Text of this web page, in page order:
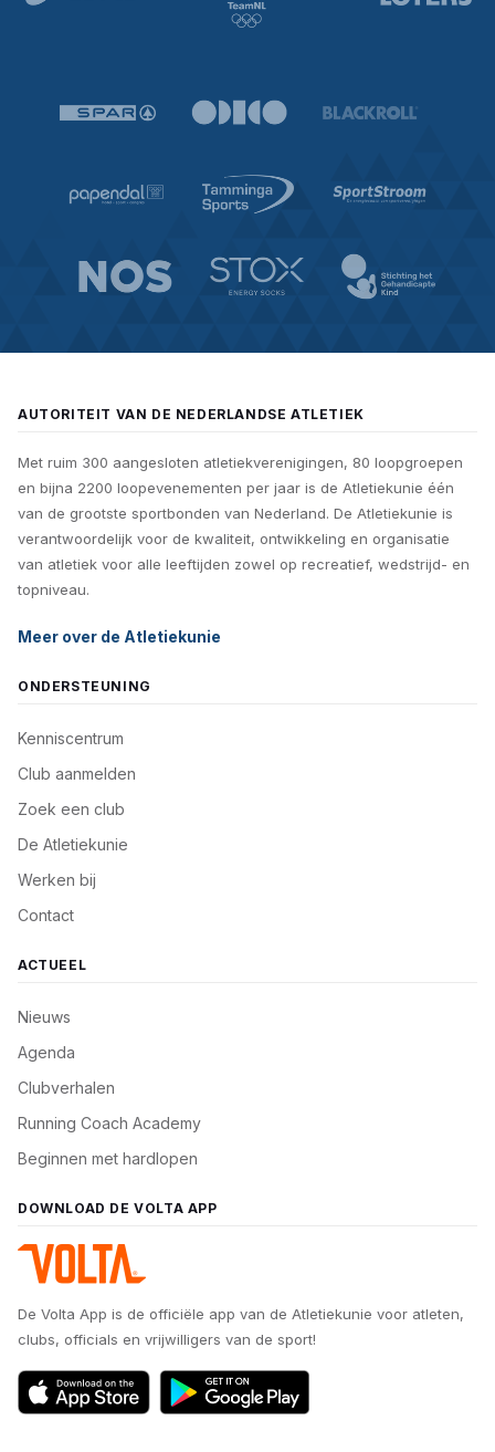
AUTORITEIT VAN DE NEDERLANDSE ATLETIEK
Met ruim 300 aangesloten atletiekverenigingen, 80 loopgroepen
en bijna 2200 loopevenementen per jaar is de Atletiekunie één
van de grootste sportbonden van Nederland. De Atletiekunie is
verantwoordelijk voor de kwaliteit, ontwikkeling en organisatie
van atletiek voor alle leeftijden zowel op recreatief, wedstrijd- en
topniveau.
Meer over de Atletiekunie
ONDERSTEUNING
Kenniscentrum
Club aanmelden
Zoek een club
De Atletiekunie
Werken bij
Contact
ACTUEEL
Nieuws
Agenda
Clubverhalen
Running Coach Academy
Beginnen met hardlopen
DOWNLOAD DE VOLTA APP
De Volta App is de officiële app van de Atletiekunie voor atleten,
clubs, officials en vrijwilligers van de sport!